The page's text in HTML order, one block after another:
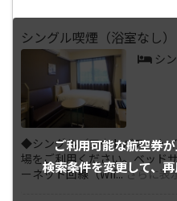
ご利用可能な航空券が
検索条件を変更して、
シングル喫煙（浴室なし）
シ
◆シングル／アウトバス ト
場をご利用ください。ベッ
ーネット回線（Wif...さらに表